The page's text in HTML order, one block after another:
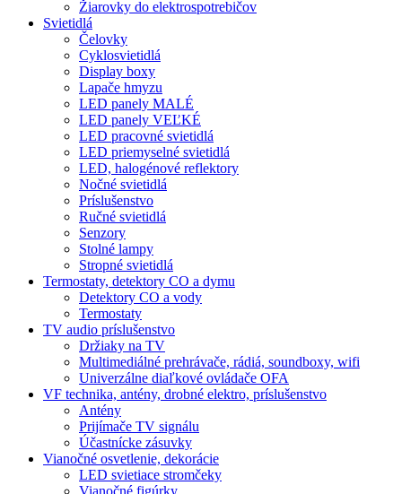
Žiarovky do elektrospotrebičov
Svietidlá
Čelovky
Cyklosvietidlá
Display boxy
Lapače hmyzu
LED panely MALÉ
LED panely VEĽKÉ
LED pracovné svietidlá
LED priemyselné svietidlá
LED, halogénové reflektory
Nočné svietidlá
Príslušenstvo
Ručné svietidlá
Senzory
Stolné lampy
Stropné svietidlá
Termostaty, detektory CO a dymu
Detektory CO a vody
Termostaty
TV audio príslušenstvo
Držiaky na TV
Multimediálné prehrávače, rádiá, soundboxy, wifi
Univerzálne diaľkové ovládače OFA
VF technika, antény, drobné elektro, príslušenstvo
Antény
Prijímače TV signálu
Účastnícke zásuvky
Vianočné osvetlenie, dekorácie
LED svietiace stromčeky